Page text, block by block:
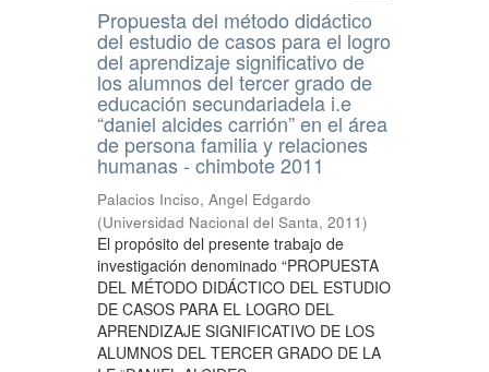
Propuesta del método didáctico
del estudio de casos para el logro
del aprendizaje significativo de
los alumnos del tercer grado de
educación secundariadela i.e
“daniel alcides carrión” en el área
de persona familia y relaciones
humanas - chimbote 2011
Palacios Inciso, Angel Edgardo
(Universidad Nacional del Santa, 2011)
El propósito del presente trabajo de
investigación denominado “PROPUESTA
DEL MÉTODO DIDÁCTICO DEL ESTUDIO
DE CASOS PARA EL LOGRO DEL
APRENDIZAJE SIGNIFICATIVO DE LOS
ALUMNOS DEL TERCER GRADO DE LA